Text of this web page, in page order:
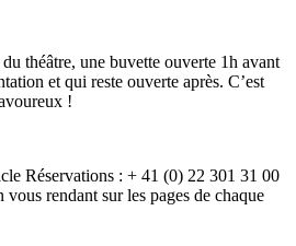
théâtre, une buvette ouverte 1h avant
et qui reste ouverte après. C’est
!
Réservations : + 41 (0) 22 301 31 00
rendant sur les pages de chaque